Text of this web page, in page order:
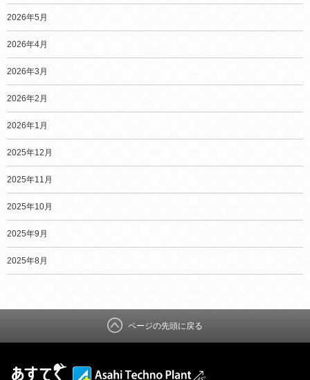
2026年5月
2026年4月
2026年3月
2026年2月
2026年1月
2025年12月
2025年11月
2025年10月
2025年9月
2025年8月
ページの先頭に戻る